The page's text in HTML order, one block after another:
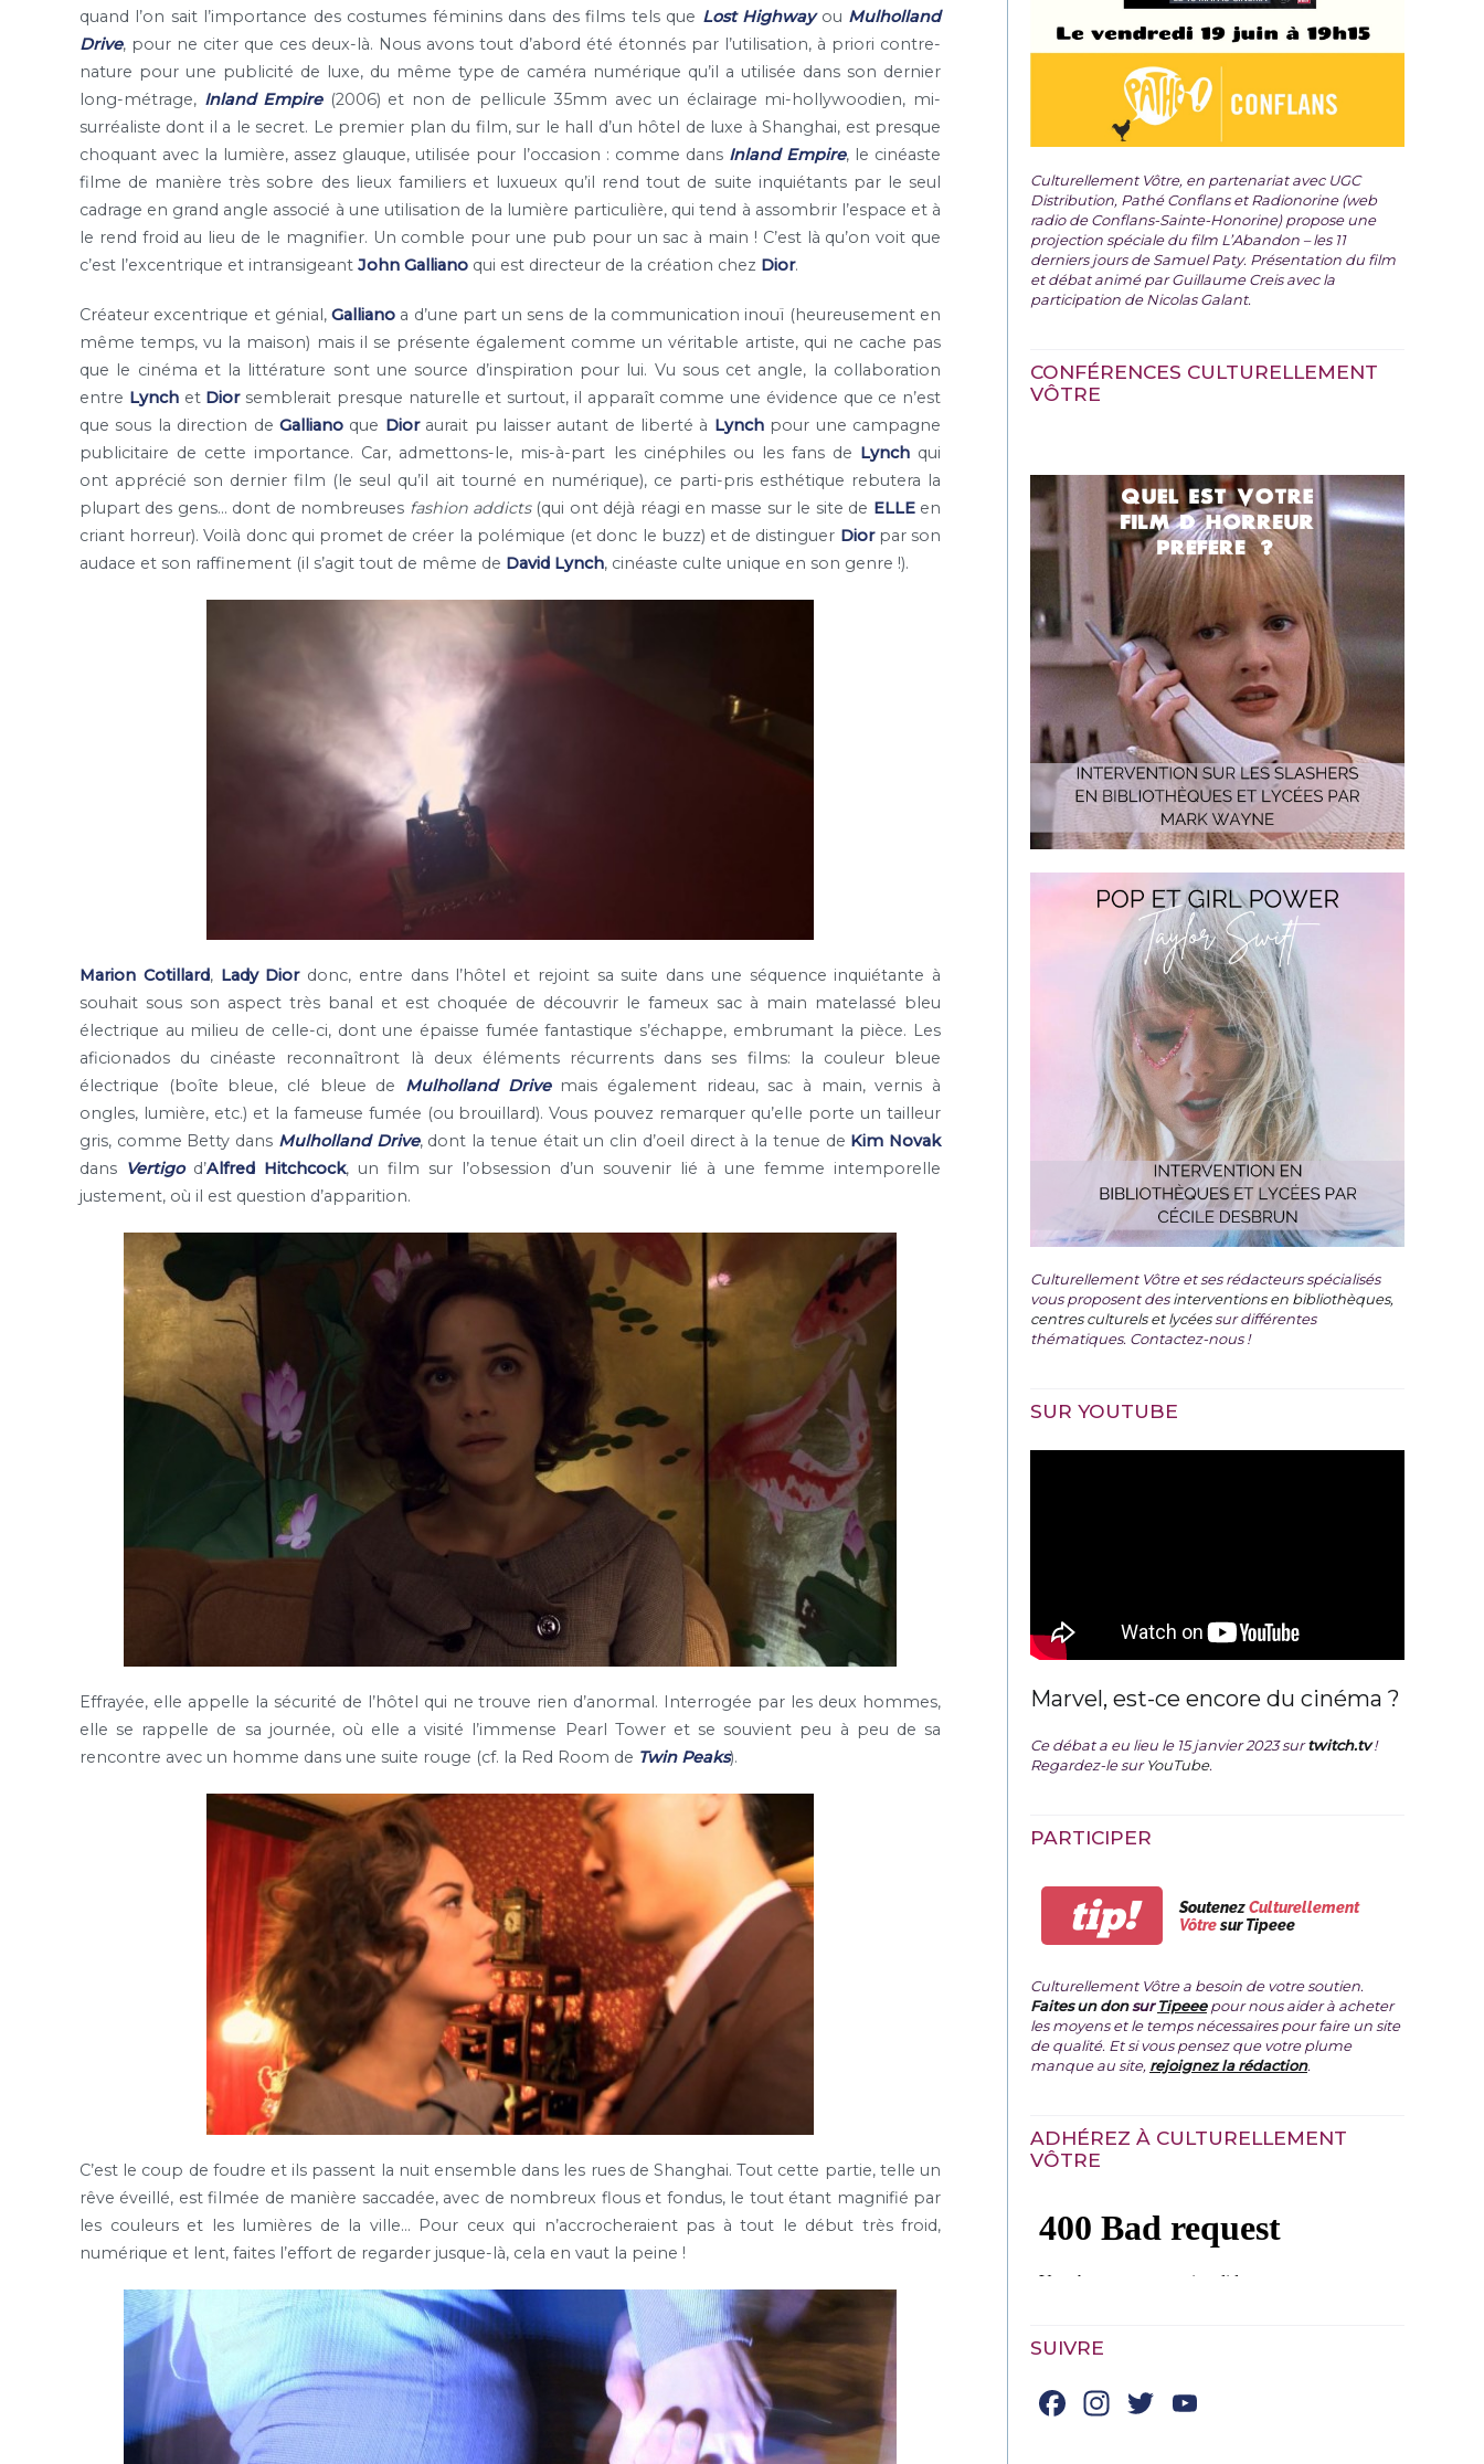
quand l’on sait l’importance des costumes féminins dans des films tels que Lost Highwayou Mulholland
Drive, pour ne citer que ces deux-là. Nous avons tout d’abord été étonnés par l’utilisation, à priori contre-
nature pour une publicité de luxe, du même type de caméra numérique qu’il a utilisée dans son dernier
long-métrage, Inland Empire(2006) et non de pellicule 35mm avec un éclairage mi-hollywoodien, mi-
surréaliste dont il a le secret. Le premier plan du film, sur le hall d’un hôtel de luxe à Shanghai, est presque
choquant avec la lumière, assez glauque, utilisée pour l’occasion : comme dans Inland Empire, le cinéaste
filme de manière très sobre des lieux familiers et luxueux qu’il rend tout de suite inquiétants par le seul
cadrage en grand angle associé à une utilisation de la lumière particulière, qui tend à assombrir l’espace et à
le rend froid au lieu de le magnifier. Un comble pour une pub pour un sac à main ! C’est là qu’on voit que
c’est l’excentrique et intransigeant John Galliano qui est directeur de la création chez Dior.
Créateur excentrique et génial,Galliano a d’une part un sens de la communication inouï (heureusement en
même temps, vu la maison) mais il se présente également comme un véritable artiste, qui ne cache pas
que le cinéma et la littérature sont une source d’inspiration pour lui. Vu sous cet angle, la collaboration
entre Lynchet Diorsemblerait presque naturelle et surtout, il apparaît comme une évidence que ce n’est
que sous la direction de Gallianoque Dioraurait pu laisser autant de liberté à Lynchpour une campagne
publicitaire de cette importance. Car, admettons-le, mis-à-part les cinéphiles ou les fans de Lynchqui
ont apprécié son dernier film (le seul qu’il ait tourné en numérique), ce parti-pris esthétique rebutera la
plupart des gens… dont de nombreuses fashion addicts(qui ont déjà réagi en masse sur le site de ELLEen
criant horreur). Voilà donc qui promet de créer la polémique (et donc le buzz) et de distinguer Diorpar son
audace et son raffinement (il s’agit tout de même de David Lynch, cinéaste culte unique en son genre !).
Marion Cotillard, Lady Diordonc, entre dans l’hôtel et rejoint sa suite dans une séquence inquiétante à
souhait sous son aspect très banal et est choquée de découvrir le fameux sac à main matelassé bleu
électrique au milieu de celle-ci, dont une épaisse fumée fantastique s’échappe, embrumant la pièce. Les
aficionados du cinéaste reconnaîtront là deux éléments récurrents dans ses films: la couleur bleue
électrique (boîte bleue, clé bleue de Mulholland Drivemais également rideau, sac à main, vernis à
ongles, lumière, etc.) et la fameuse fumée (ou brouillard). Vous pouvez remarquer qu’elle porte un tailleur
gris, comme Betty dans Mulholland Drive, dont la tenue était un clin d’oeil direct à la tenue de Kim Novak
dans Vertigod’Alfred Hitchcock, un film sur l’obsession d’un souvenir lié à une femme intemporelle
justement, où il est question d’apparition.
Effrayée, elle appelle la sécurité de l’hôtel qui ne trouve rien d’anormal. Interrogée par les deux hommes,
elle se rappelle de sa journée, où elle a visité l’immense Pearl Tower et se souvient peu à peu de sa
rencontre avec un homme dans une suite rouge (cf. la Red Room de Twin Peaks).
C’est le coup de foudre et ils passent la nuit ensemble dans les rues de Shanghai. Tout cette partie, telle un
rêve éveillé, est filmée de manière saccadée, avec de nombreux flous et fondus, le tout étant magnifié par
les couleurs et les lumières de la ville… Pour ceux qui n’accrocheraient pas à tout le début très froid,
numérique et lent, faites l’effort de regarder jusque-là, cela en vaut la peine !
Culturellement Vôtre, en partenariat avec UGC
Distribution, Pathé Conflans et Radionorine (web
radio de Conflans-Sainte-Honorine) propose une
projection spéciale du film L’Abandon – les 11
derniers jours de Samuel Paty. Présentation du film
et débat animé par Guillaume Creis avec la
participation de Nicolas Galant.
CONFÉRENCES CULTURELLEMENT
VÔTRE
Culturellement Vôtre et ses rédacteurs spécialisés
vous proposent desinterventions en bibliothèques,
centres culturels et lycéessur différentes
thématiques. Contactez-nous !
SUR YOUTUBE
Marvel, est-ce encore du cinéma ?
Ce débat a eu lieu le 15 janvier 2023 surtwitch.tv !
Regardez-le surYouTube.
PARTICIPER
tip! SoutenezCulturellement
Vôtresur Tipeee
Culturellement Vôtre a besoin de votre soutien.
Faites un donsurTipeeepour nous aider à acheter
les moyens et le temps nécessaires pour faire un site
de qualité. Et si vous pensez que votre plume
manque au site, rejoignez la rédaction.
ADHÉREZ À CULTURELLEMENT
VÔTRE
SUIVRE
Facebook
Instagram
Twitter